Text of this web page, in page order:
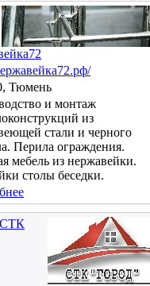
Тюмень
и монтаж
из
стали и черного
Перила ограждения.
мебель из нержавейки.
столы беседки.
СТК